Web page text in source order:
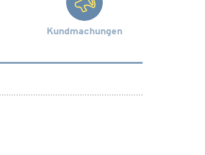
Kundmachungen